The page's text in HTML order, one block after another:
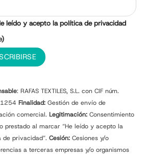
leído y acepto la política de privacidad
)
: RAFAS TEXTILES, S.L. con CIF núm.
Finalidad: Gestión de envío de
comercial. Legitimación: Consentimiento
prestado al marcar “He leído y acepto la
de privacidad”. Cesión: Cesiones y/o
a terceras empresas y/o organismos